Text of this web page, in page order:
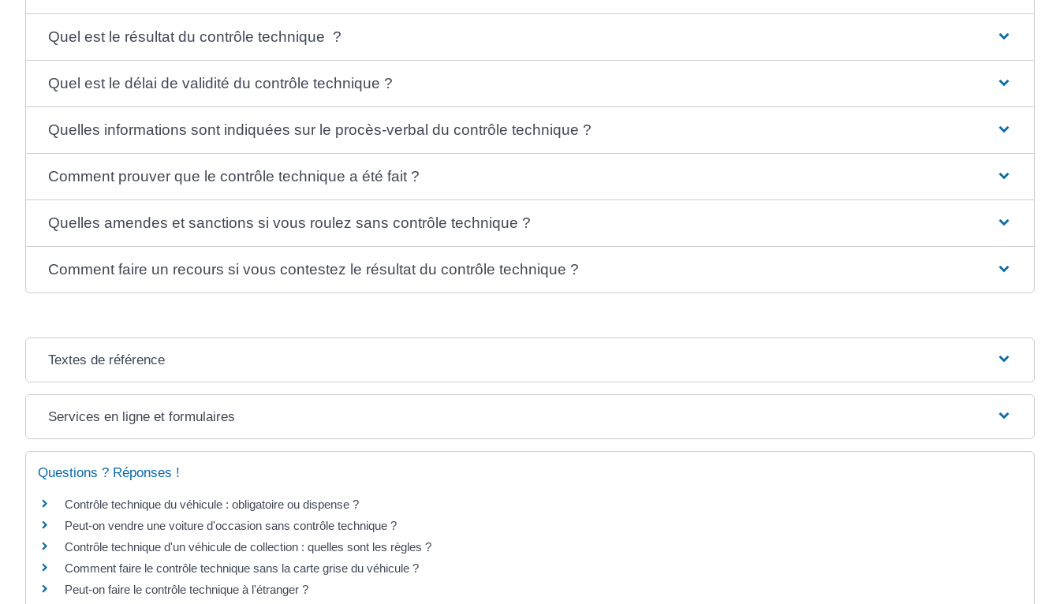
Quel est le résultat du contrôle technique ?
Quel est le délai de validité du contrôle technique ?
Quelles informations sont indiquées sur le procès-verbal du contrôle technique ?
Comment prouver que le contrôle technique a été fait ?
Quelles amendes et sanctions si vous roulez sans contrôle technique ?
Comment faire un recours si vous contestez le résultat du contrôle technique ?
Textes de référence
Services en ligne et formulaires
Questions ? Réponses !
Contrôle technique du véhicule : obligatoire ou dispense ?
Peut-on vendre une voiture d'occasion sans contrôle technique ?
Contrôle technique d'un véhicule de collection : quelles sont les règles ?
Comment faire le contrôle technique sans la carte grise du véhicule ?
Peut-on faire le contrôle technique à l'étranger ?